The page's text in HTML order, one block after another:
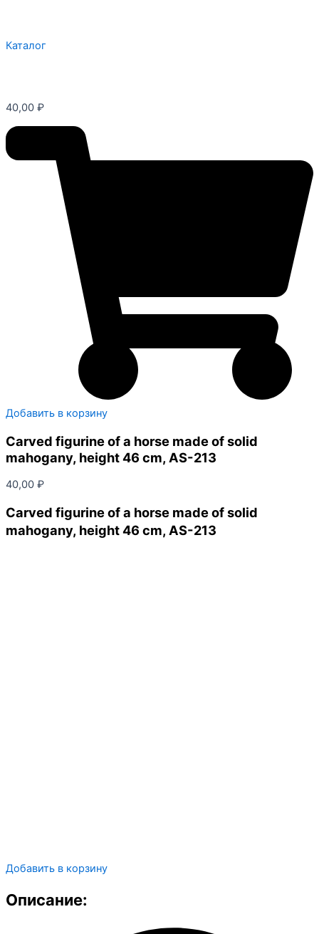
Каталог
40,00 ₽
Добавить в корзину
Carved figurine of a horse made of solid
mahogany, height 46 cm, AS-213
40,00 ₽
Carved figurine of a horse made of solid
mahogany, height 46 cm, AS-213
Добавить в корзину
Описание: